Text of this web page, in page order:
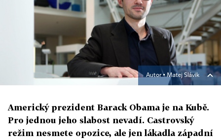
Autor ▪Matej Slávik
Americký prezident Barack Obama je na Kubě.
Pro jednou jeho slabost nevadí. Castrovský
režim nesmete opozice, ale jen lákadla západní